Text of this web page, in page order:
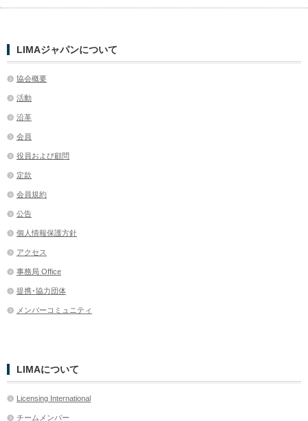
LIMAジャパンについて
協会概要
活動
沿革
会員
役員および顧問
定款
会員規約
公告
個人情報保護方針
アクセス
事務局 Office
提携･協力団体
メンバーコミュニティ
LIMAについて
Licensing International
チームメンバー